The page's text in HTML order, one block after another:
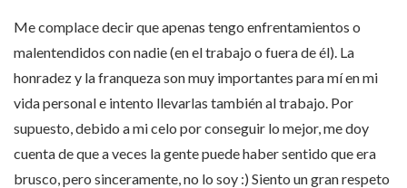
Me complace decir que apenas tengo enfrentamientos o
malentendidos con nadie (en el trabajo o fuera de él). La
honradez y la franqueza son muy importantes para mí en mi
vida personal e intento llevarlas también al trabajo. Por
supuesto, debido a mi celo por conseguir lo mejor, me doy
cuenta de que a veces la gente puede haber sentido que era
brusco, pero sinceramente, no lo soy :) Siento un gran respeto